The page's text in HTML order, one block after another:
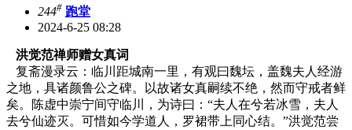
244# 跑堂
2024-6-25 08:28
洪觉范禅师赠女真词
复斋漫录云：临川距城南一里，有观曰魏坛，盖魏夫人经游
之地，具诸颜鲁公之碑。以故诸女真嗣续不绝，然而守戒者鲜
矣。陈虚中崇宁间守临川，为诗曰：“夫人在兮若冰雪，夫人
去兮仙迹灭。可惜如今学道人，罗裙带上同心结。”洪觉范尝